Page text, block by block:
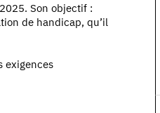
Son objectif :
de handicap, qu’il
exigences